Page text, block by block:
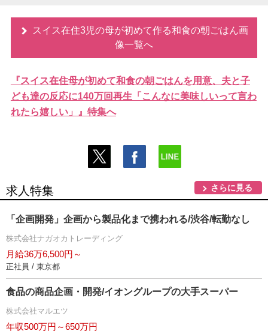
スイス在住3児の母が初めて作る和食の朝ごはん画
像一覧へ
『スイス在住母が初めて和食の朝ごはんを用意、夫と子
ども達の反応に140万回再生「こんなに美味しいって言わ
れたら嬉しい」』特集へ
求人特集 さらに見る
「企画開発」企画から製品化まで携われる/渋谷/転勤なし
株式会社ナガオカトレーディング
月給36万6,500円～
正社員 / 東京都
食品の商品企画・開発/イオングループの大手スーパー
株式会社マルエツ
年収500万円～650万円